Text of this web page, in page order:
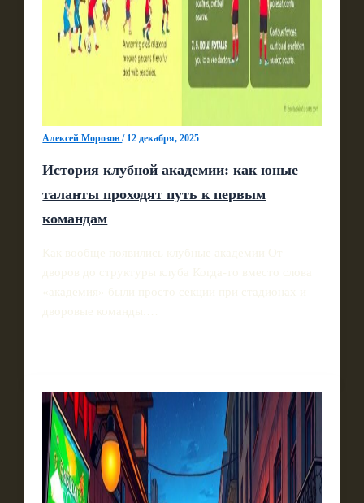
Алексей Морозов/ 12 декабря, 2025
История клубной академии: как юные
таланты проходят путь к первым
командам
Как вообще появились клубные академии От
дворов до структуры клуба Когда-то вместо слова
«академия» были просто секции при стадионах и
дворовые команды.…